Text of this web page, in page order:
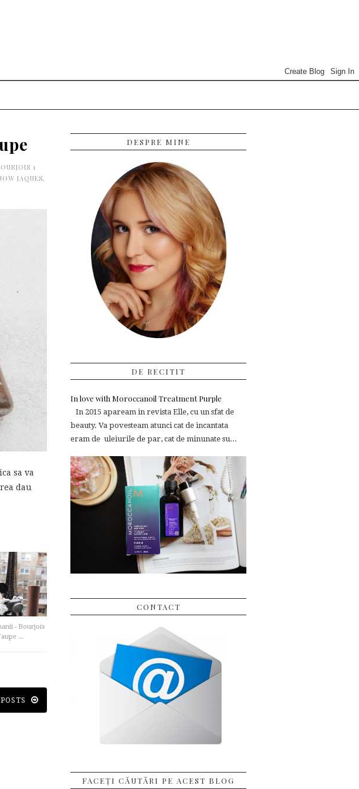
1
JAQUES,
sa va
dau
- Bourjois
...
DESPRE MINE
DE RECITIT
In love with Moroccanoil Treatment Purple
In 2015 apaream in revista Elle, cu un sfat de
beauty. Va povesteam atunci cat de incantata
eram de uleiurile de par, cat de minunate su...
CONTACT
FACEȚI CĂUTĂRI PE ACEST BLOG